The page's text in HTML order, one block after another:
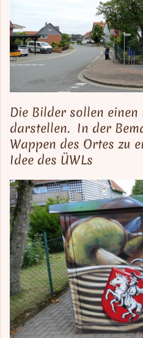
Die Bilder sollen
darstellen. In der
Wappen des Ortes zu
Idee des ÜWLs